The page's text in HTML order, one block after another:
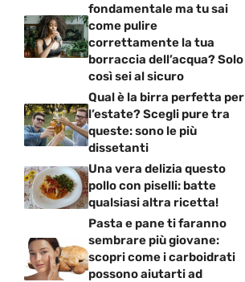
fondamentale ma tu sai
come pulire
correttamente la tua
borraccia dell’acqua? Solo
così sei al sicuro
Qual è la birra perfetta per
l’estate? Scegli pure tra
queste: sono le più
dissetanti
Una vera delizia questo
pollo con piselli: batte
qualsiasi altra ricetta!
Pasta e pane ti faranno
sembrare più giovane:
scopri come i carboidrati
possono aiutarti ad